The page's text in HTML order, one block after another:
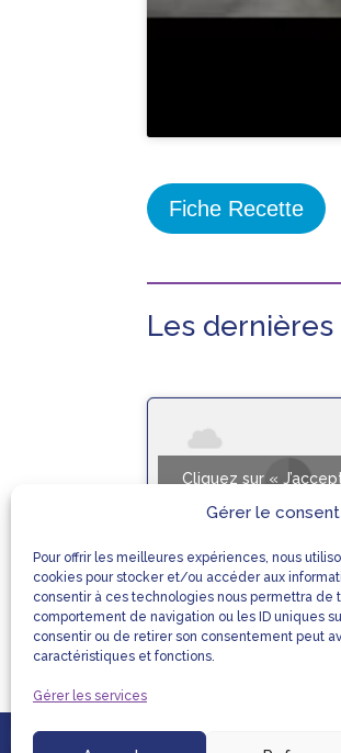
Gérer le
Pour offrir les meilleures expériences, nous
cookies pour stocker et/ou accéder aux
consentir à ces technologies nous permettra
comportement de navigation ou les ID uniques
consentir ou de retirer son consentement peut
caractéristiques et fonctions.
Gérer les services
Fiche Recette
Les
Poisson sauce
Cliquez sur «